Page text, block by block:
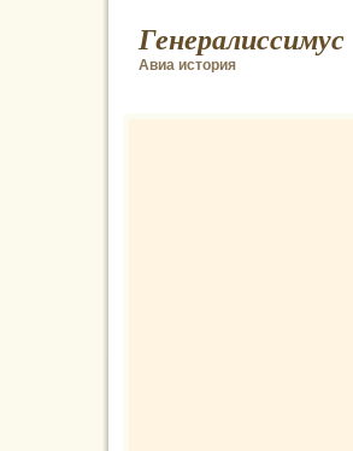
Генералиссимус
Авиа история